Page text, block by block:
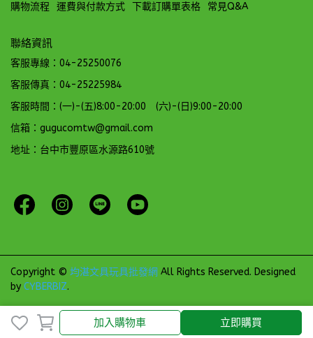
加入購物車 立即購買
購物流程 運費與付款方式 下載訂購單表格 常見Q&A
聯絡資訊
客服專線：04-25250076
客服傳真：04-25225984
客服時間：(一)-(五)8:00-20:00 (六)-(日)9:00-20:00
信箱：gugucomtw@gmail.com
地址：台中市豐原區水源路610號
Copyright © 均湛文具玩具批發網 All Rights Reserved. Designed
by CYBERBIZ.